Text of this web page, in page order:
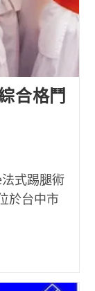
合格鬥
式踢腿術
於台中市